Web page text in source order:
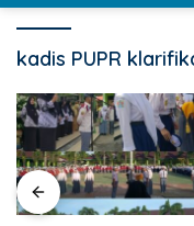
kadis PUPR